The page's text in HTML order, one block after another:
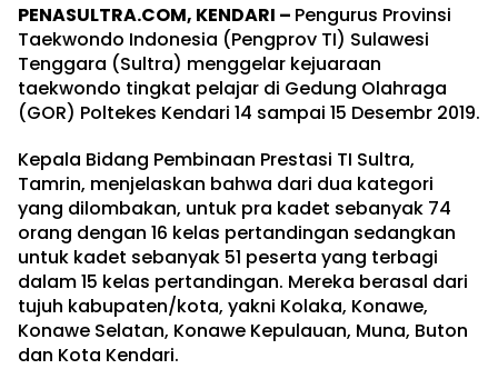
PENASULTRA.COM, KENDARI – Pengurus Provinsi
Taekwondo Indonesia (Pengprov TI) Sulawesi
Tenggara (Sultra) menggelar kejuaraan
taekwondo tingkat pelajar di Gedung Olahraga
(GOR) Poltekes Kendari 14 sampai 15 Desembr 2019.
Kepala Bidang Pembinaan Prestasi TI Sultra,
Tamrin, menjelaskan bahwa dari dua kategori
yang dilombakan, untuk pra kadet sebanyak 74
orang dengan 16 kelas pertandingan sedangkan
untuk kadet sebanyak 51 peserta yang terbagi
dalam 15 kelas pertandingan. Mereka berasal dari
tujuh kabupaten/kota, yakni Kolaka, Konawe,
Konawe Selatan, Konawe Kepulauan, Muna, Buton
dan Kota Kendari.